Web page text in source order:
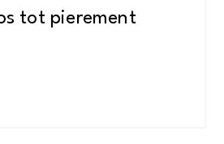
tot pierement